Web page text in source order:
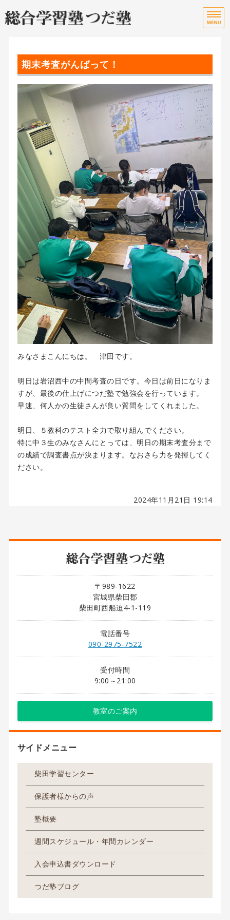
宮
授業・指導料について
教室のご案内
ご入会までの流れ
お問い合わせ
期末考査がんばって！
みなさまこんにちは。 津田です。
明日は岩沼西中の中間考査の日です。今日は前日になりま
すが、最後の仕上げにつだ塾で勉強会を行っています。
早速、何人かの生徒さんが良い質問をしてくれました。
明日、５教科のテスト全力で取り組んでください。
特に中３生のみなさんにとっては、明日の期末考査分まで
の成績で調査書点が決まります。なおさら力を発揮してく
ださい。
2024年11月21日 19:14
〒989-1622
宮城県柴田郡
柴田町西船迫4-1-119
電話番号
090-2975-7522
受付時間
9:00～21:00
教室のご案内
サイドメニュー
柴田学習センター
保護者様からの声
塾概要
週間スケジュール・年間カレンダー
入会申込書ダウンロード
つだ塾ブログ